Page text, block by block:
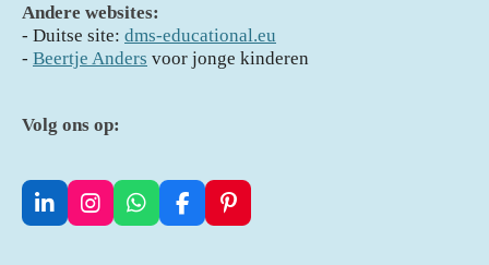
Andere websites:
- Duitse site: dms-educational.eu
- Beertje Anders voor jonge kinderen
Volg ons op:
L
i
I
n
W
h
F
a
P
i